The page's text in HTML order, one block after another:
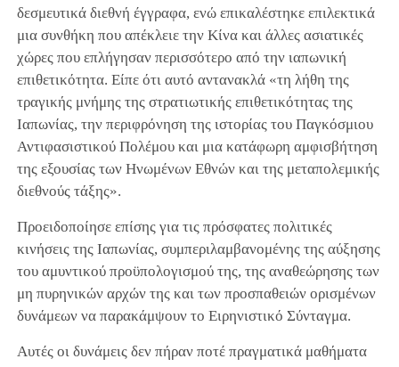
δεσμευτικά διεθνή έγγραφα, ενώ επικαλέστηκε επιλεκτικά
μια συνθήκη που απέκλειε την Κίνα και άλλες ασιατικές
χώρες που επλήγησαν περισσότερο από την ιαπωνική
επιθετικότητα. Είπε ότι αυτό αντανακλά «τη λήθη της
τραγικής μνήμης της στρατιωτικής επιθετικότητας της
Ιαπωνίας, την περιφρόνηση της ιστορίας του Παγκόσμιου
Αντιφασιστικού Πολέμου και μια κατάφωρη αμφισβήτηση
της εξουσίας των Ηνωμένων Εθνών και της μεταπολεμικής
διεθνούς τάξης».
Προειδοποίησε επίσης για τις πρόσφατες πολιτικές
κινήσεις της Ιαπωνίας, συμπεριλαμβανομένης της αύξησης
του αμυντικού προϋπολογισμού της, της αναθεώρησης των
μη πυρηνικών αρχών της και των προσπαθειών ορισμένων
δυνάμεων να παρακάμψουν το Ειρηνιστικό Σύνταγμα.
Αυτές οι δυνάμεις δεν πήραν ποτέ πραγματικά μαθήματα